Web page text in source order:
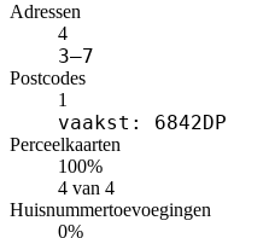
Adressen
4
3–7
Postcodes
1
vaakst: 6842DP
Perceelkaarten
100%
4 van 4
Huisnummertoevoegingen
0%